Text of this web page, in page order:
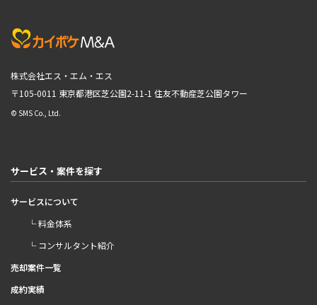
株式会社エス・エム・エス
〒105-0011 東京都港区芝公園2-11-1 住友不動産芝公園タワー
© SMS Co., Ltd.
サービス・案件を探す
サービスについて
└ 料金体系
└ コンサルタント紹介
売却案件一覧
成約実績